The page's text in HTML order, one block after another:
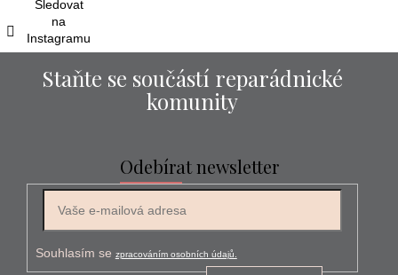
Sledovat
na
Instagramu
Staňte se součástí reparádnické
komunity
Odebírat newsletter
Souhlasím se zpracováním osobních údajů.